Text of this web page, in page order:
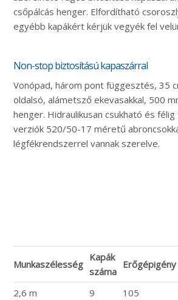
csőpálcás henger. Elfordítható
egyébb kapákért kérjük vegyék fel
Non-stop biztosítású kapaszárral
Vonópad, három pont függesztés, 35
oldalsó, alámetsző ekevasakkal, 500
henger. Hidraulikusan csukható és
verziók 520/50-17 méretű
légfékrendszerrel vannak szerelve.
Munkaszélesség
Kapák
száma
Erőgépigény
2,6 m
9 105